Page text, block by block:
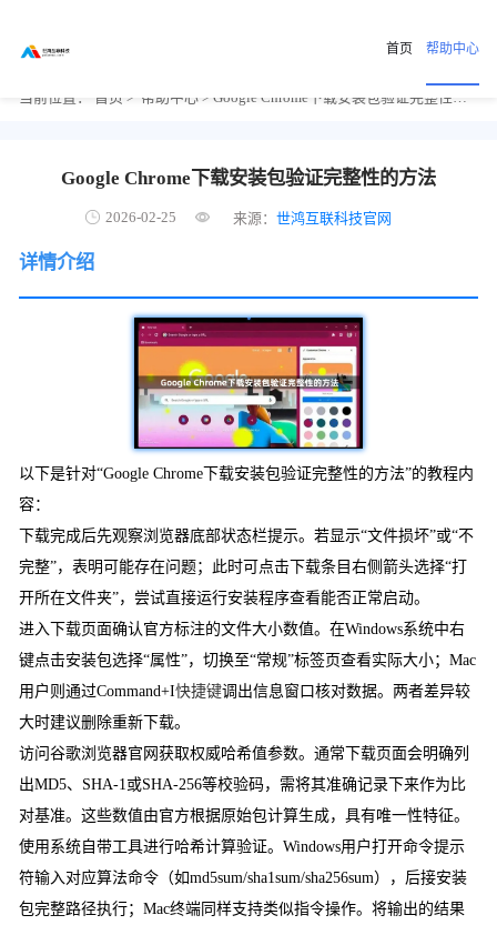
首页 帮助中心
当前位置： 首页 > 帮助中心 > Google Chrome下载安装包验证完整性的方法
Google Chrome下载安装包验证完整性的方法
2026-02-25 来源：世鸿互联科技官网
详情介绍
以下是针对“Google Chrome下载安装包验证完整性的方法”的教程内
容：
下载完成后先观察浏览器底部状态栏提示。若显示“文件损坏”或“不
完整”，表明可能存在问题；此时可点击下载条目右侧箭头选择“打
开所在文件夹”，尝试直接运行安装程序查看能否正常启动。
进入下载页面确认官方标注的文件大小数值。在Windows系统中右
键点击安装包选择“属性”，切换至“常规”标签页查看实际大小；Mac
用户则通过Command+I快捷键调出信息窗口核对数据。两者差异较
大时建议删除重新下载。
访问谷歌浏览器官网获取权威哈希值参数。通常下载页面会明确列
出MD5、SHA-1或SHA-256等校验码，需将其准确记录下来作为比
对基准。这些数值由官方根据原始包计算生成，具有唯一性特征。
使用系统自带工具进行哈希计算验证。Windows用户打开命令提示
符输入对应算法命令（如md5sum/sha1sum/sha256sum），后接安装
包完整路径执行；Mac终端同样支持类似指令操作。将输出的结果